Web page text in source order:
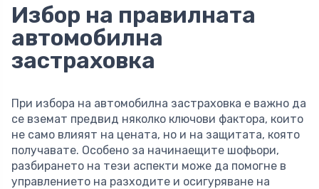
Избор на правилната
автомобилна
застраховка
При избора на автомобилна застраховка е важно да
се вземат предвид няколко ключови фактора, които
не само влияят на цената, но и на защитата, която
получавате. Особено за начинаещите шофьори,
разбирането на тези аспекти може да помогне в
управлението на разходите и осигуряване на